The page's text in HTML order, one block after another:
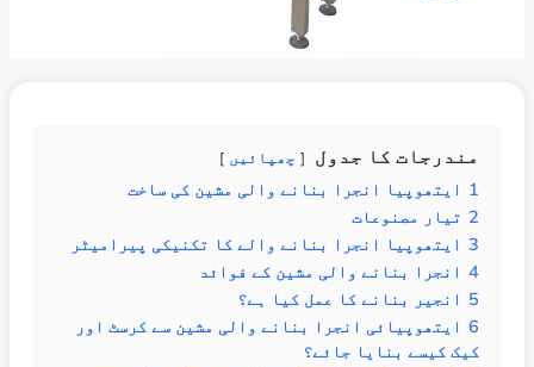
مندرجات کا جدول چھپائیں
1 ایتھوپیا انجرا بنانے والی مشین کی ساخت
2 تیار مصنوعات
3 ایتھوپیا انجرا بنانے والے کا تکنیکی پیرامیٹر
4 انجرا بنانے والی مشین کے فوائد
5 انجیر بنانے کا عمل کیا ہے؟
6 ایتھوپیائی انجرا بنانے والی مشین سے کرسٹ اور
کیک کیسے بنایا جائے؟